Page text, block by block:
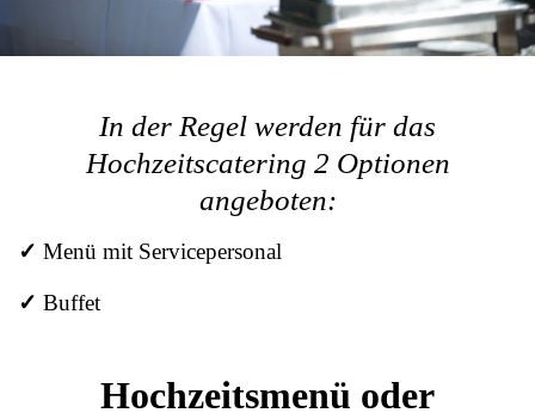
In der Regel werden für das
Hochzeitscatering 2 Optionen
angeboten:
✓ Menü mit Servicepersonal
✓ Buffet
Hochzeitsmenü oder